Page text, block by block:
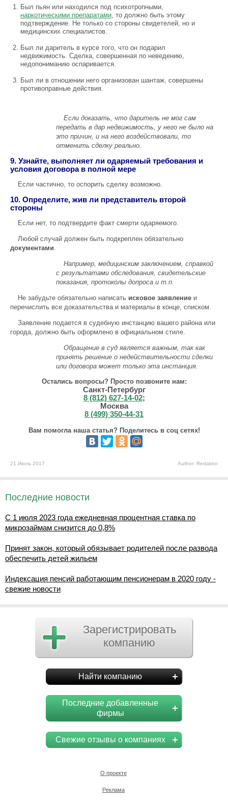
Был пьян или находился под психотропными,
наркотическими препаратами, то должно быть этому
подтверждение. Не только со стороны свидетелей, но и
медицинских специалистов.
Был ли даритель в курсе того, что он подарил
недвижимость. Сделка, совершенная по неведению,
недопониманию оспаривается.
Был ли в отношении него организован шантаж, совершены
противоправные действия.
Если доказать, что даритель не мог сам
передать в дар недвижимость, у него не было на
это причин, и на него воздействовали, то
отменить сделку реально.
9. Узнайте, выполняет ли одаряемый требования и
условия договора в полной мере
Если частично, то оспорить сделку возможно.
10. Определите, жив ли представитель второй
стороны
Если нет, то подтвердите факт смерти одаряемого.
Любой случай должен быть подкреплен обязательно
документами.
Например, медицинским заключением, справкой
с результатами обследования, свидетельские
показания, протоколы допроса и т.п.
Не забудьте обязательно написать исковое заявление и
перечислить все доказательства и материалы в конце, списком.
Заявление подается в судебную инстанцию вашего района или
города, должно быть оформлено в официальном стиле.
Обращение в суд является важным, так как
принять решение о недействительности сделки
или договора может только эта инстанция.
Остались вопросы? Просто позвоните нам:
Санкт-Петербург
8 (812) 627-14-02;
Москва
8 (499) 350-44-31
Вам помогла наша статья? Поделитесь в соц сетях!
21 Июль 2017 Author: Redaktor
Последние новости
С 1 июля 2023 года ежедневная процентная ставка по
микрозаймам снизится до 0,8%
Принят закон, который обязывает родителей после развода
обеспечить детей жильем
Индексация пенсий работающим пенсионерам в 2020 году -
свежие новости
Зарегистрировать
компанию
Найти компанию
Последние добавленные
фирмы
Свежие отзывы о компаниях
О проекте
Реклама